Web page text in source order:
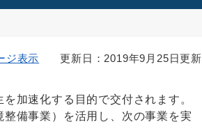
更新日：2019年9月25日更新
ジ表示
加速化する目的で交付されます。
備事業）を活用し、次の事業を実